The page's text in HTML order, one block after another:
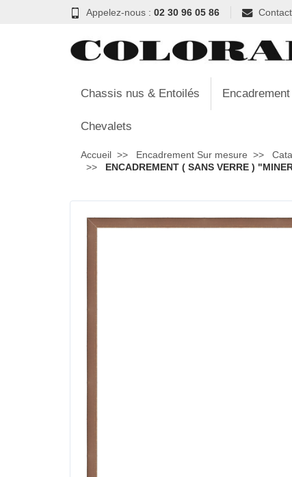
Appelez-nous : 02 30 96 05 86 Contact
Chassis nus & Entoilés
Chevalets
Accueil Encadrement Sur mesure
ENCADREMENT ( SANS VERRE )